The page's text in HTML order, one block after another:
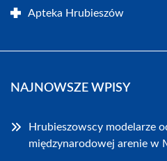
Apteka Hrubieszów
NAJNOWSZE WPISY
Hrubieszowscy modelarze
międzynarodowej arenie w